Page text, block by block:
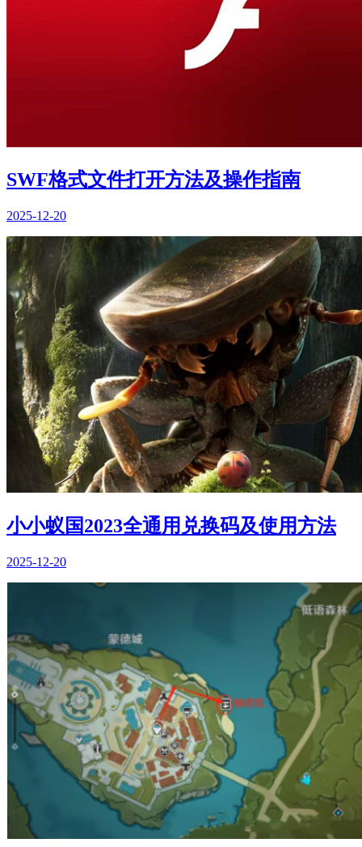
SWF格式文件打开方法及操作指南
2025-12-20
小小蚁国2023全通用兑换码及使用方法
2025-12-20